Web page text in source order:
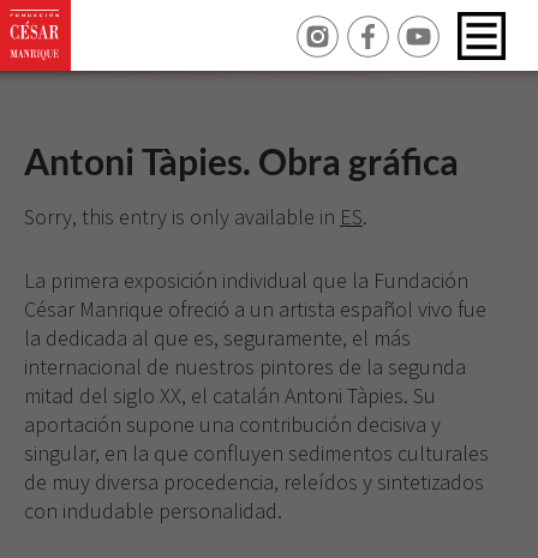
Antoni Tàpies. Obra gráfica
Sorry, this entry is only available in ES.
La primera exposición individual que la Fundación
César Manrique ofreció a un artista español vivo fue
la dedicada al que es, seguramente, el más
internacional de nuestros pintores de la segunda
mitad del siglo XX, el catalán Antoni Tàpies. Su
aportación supone una contribución decisiva y
singular, en la que confluyen sedimentos culturales
de muy diversa procedencia, releídos y sintetizados
con indudable personalidad.